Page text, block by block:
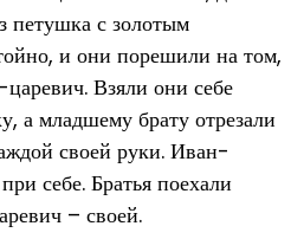
петушка с золотым
и они порешили на том,
Взяли они себе
а младшему брату отрезали
своей руки. Иван-
себе. Братья поехали
– своей.